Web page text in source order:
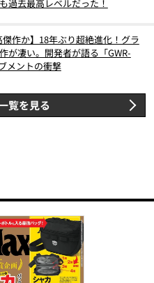
過去最高レベルだった！
傑作か】18年ぶり超絶進化！グラ
が凄い。開発者が語る「GWR-
メントの衝撃
覧を見る